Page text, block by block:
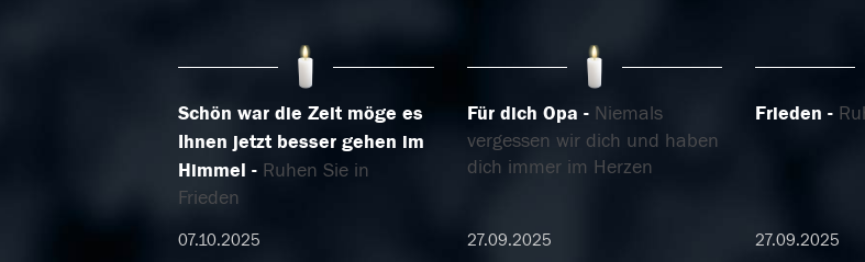
Schön war die Zeit möge es
Ihnen jetzt besser gehen im
Himmel
Ruhen Sie in
Frieden
07.10.2025
Für dich Opa
Niemals
vergessen wir dich und haben
dich immer im Herzen
27.09.2025
Frieden
27.09.2025